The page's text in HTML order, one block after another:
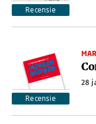
Recensie
Recensie
28